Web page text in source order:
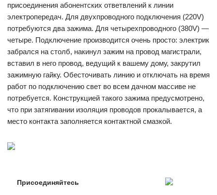
присоединения абонентских ответвлений к линии
электропередач. Для двухпроводного подключения (220V)
потребуются два зажима. Для четырехпроводного (380V) —
четыре. Подключение производится очень просто: электрик
забрался на столб, накинул зажим на провод магистрали,
вставил в него провод, ведущий к вашему дому, закрутил
зажимную гайку. Обесточивать линию и отключать на время
работ по подключению свет во всем дачном массиве не
потребуется. Конструкцией такого зажима предусмотрено,
что при затягивании изоляция проводов прокалывается, а
место контакта заполняется контактной смазкой.
Присоединяйтесь